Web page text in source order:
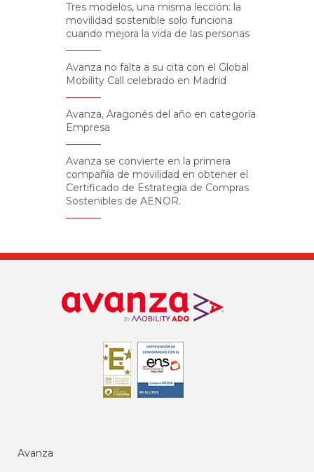
Tres modelos, una misma lección: la
movilidad sostenible solo funciona
cuando mejora la vida de las personas
Avanza no falta a su cita con el Global
Mobility Call celebrado en Madrid
Avanza, Aragonés del año en categoría
Empresa
Avanza se convierte en la primera
compañía de movilidad en obtener el
Certificado de Estrategia de Compras
Sostenibles de AENOR.
Avanza